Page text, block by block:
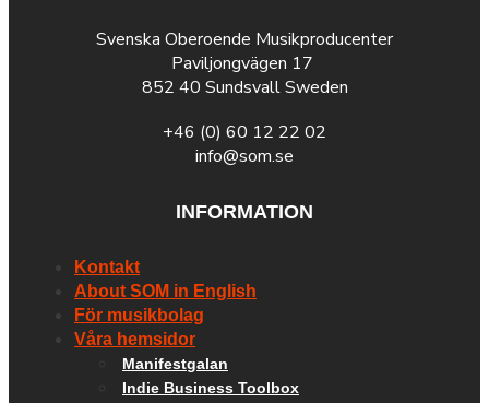
Svenska Oberoende Musikproducenter
Paviljongvägen 17
852 40 Sundsvall Sweden
+46 (0) 60 12 22 02
info@som.se
INFORMATION
Kontakt
About SOM in English
För musikbolag
Våra hemsidor
Manifestgalan
Indie Business Toolbox